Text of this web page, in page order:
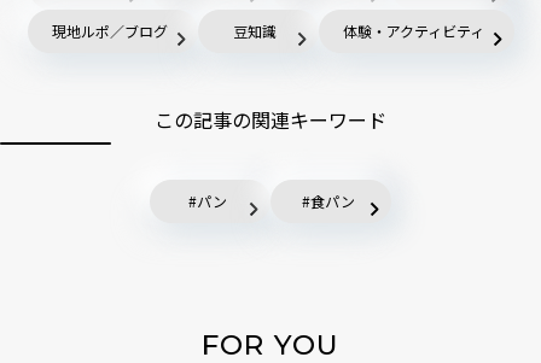
現地ルポ／ブログ 豆知識 体験・アクティビティ
この記事の関連キーワード
パン 食パン
FOR YOU